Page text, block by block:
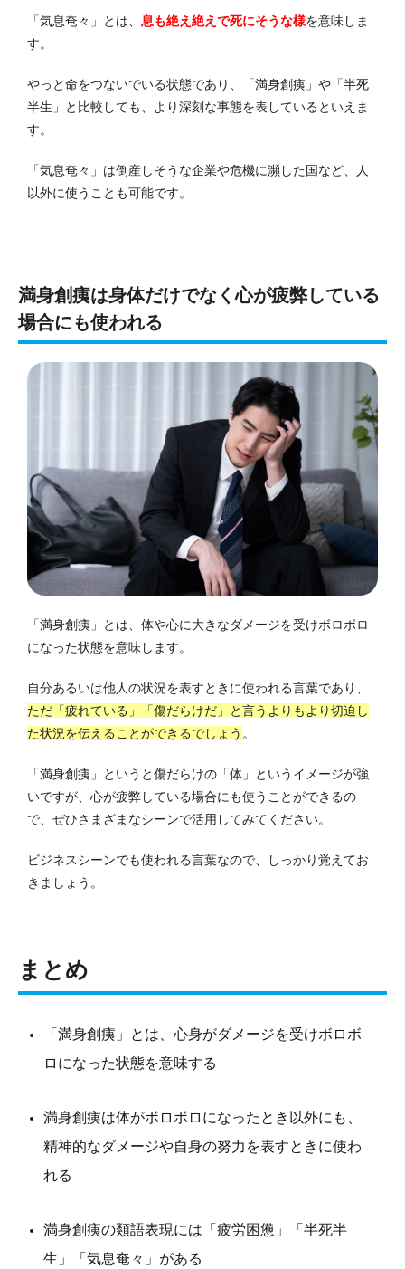
「気息奄々」とは、 息も絶え絶えで死にそうな様を意味しま
す。
やっと命をつないでいる状態であり、「満身創痍」や「半死
半生」と比較しても、より深刻な事態を表しているといえま
す。
「気息奄々」は倒産しそうな企業や危機に瀕した国など、人
以外に使うことも可能です。
満身創痍は身体だけでなく心が疲弊している
場合にも使われる
「満身創痍」とは、体や心に大きなダメージを受けボロボロ
になった状態を意味します。
自分あるいは他人の状況を表すときに使われる言葉であり、
ただ「疲れている」「傷だらけだ」と言うよりもより切迫し
た状況を伝えることができるでしょう 。
「満身創痍」というと傷だらけの「体」というイメージが強
いですが、心が疲弊している場合にも使うことができるの
で、ぜひさまざまなシーンで活用してみてください。
ビジネスシーンでも使われる言葉なので、しっかり覚えてお
きましょう。
まとめ
「満身創痍」とは、心身がダメージを受けボロボ
ロになった状態を意味する
満身創痍は体がボロボロになったとき以外にも、
精神的なダメージや自身の努力を表すときに使わ
れる
満身創痍の類語表現には「疲労困憊」「半死半
生」「気息奄々」がある